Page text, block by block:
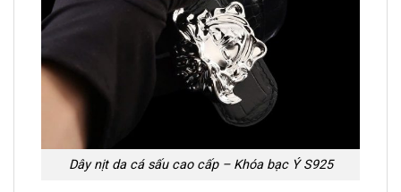
Dây nịt da cá sấu cao cấp – Khóa bạc Ý S925